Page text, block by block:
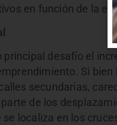
en función de la
principal desafío el
Si
secundarias,
de los
localiza en los